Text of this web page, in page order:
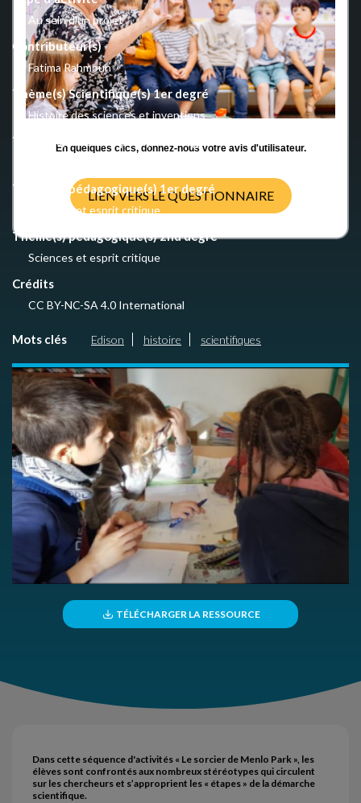
Au sein d'un projet
Contributeur(s)
Fatima Rahmoun
Thème(s) Scientifique(s) 1er degré
Histoire des sciences et inventions
Thème(s) Scientifique(s) 2nd degré
Thème(s) pédagogique(s) 1er degré
Sciences et esprit critique
Thème(s) pédagogique(s) 2nd degré
Sciences et esprit critique
Crédits
CC BY-NC-SA 4.0 International
Mots clés Edison histoire scientifiques
TÉLÉCHARGER LA RESSOURCE
Dans cette séquence d'activités « Le sorcier de Menlo Park », les
élèves sont confrontés aux nombreux stéréotypes qui circulent
sur les chercheurs et s’approprient les « étapes » de la démarche
scientifique.
En quelques clics, donnez-nous votre avis d'utilisateur.
LIEN VERS LE QUESTIONNAIRE